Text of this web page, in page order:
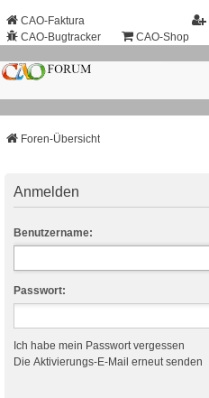
CAO-Faktura
CAO-Bugtracker
CAO-Shop
Foren-Übersicht
Anmelden
Benutzername:
Passwort:
Ich habe mein Passwort vergessen
Die Aktivierungs-E-Mail erneut senden